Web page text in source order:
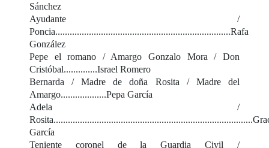
Sánchez
Ayudante /
Poncia.........................................................................Rafa
González
Pepe el romano / Amargo Gonzalo Mora / Don
Cristóbal..............Israel Romero
Bernarda / Madre de doña Rosita / Madre del
Amargo...................Pepa García
Adela /
García
Teniente coronel de la Guardia Civil /